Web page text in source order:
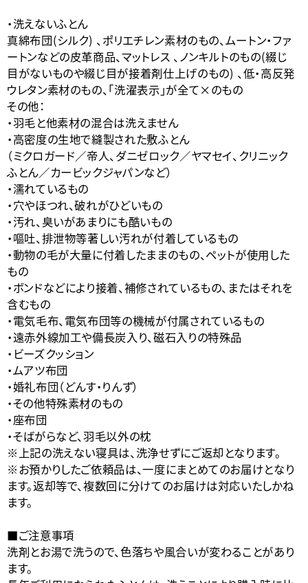
・洗えないふとん
真綿布団(シルク) 、ポリエチレン素材のもの、ムートン・ファ
ートンなどの皮革商品、マットレス 、ノンキルトのもの(綴じ
目がないものや綴じ目が接着剤仕上げのもの) 、低・高反発
ウレタン素材のもの、「洗濯表示」が全て×のもの
その他：
・羽毛と他素材の混合は洗えません
・高密度の生地で縫製された敷ふとん
（ミクロガード／帝人、ダニゼロック／ヤマセイ、クリニック
ふとん／カービックジャパンなど）
・濡れているもの
・穴やほつれ、破れがひどいもの
・汚れ、臭いがあまりにも酷いもの
・嘔吐、排泄物等著しい汚れが付着しているもの
・動物の毛が大量に付着したままのもの、ペットが使用した
もの
・ボンドなどにより接着、補修されているもの、またはそれを
含むもの
・電気毛布、電気布団等の機械が付属されているもの
・遠赤外線加工や備長炭入り、磁石入りの特殊品
・ビーズクッション
・ムアツ布団
・婚礼布団（どんす・りんず）
・その他特殊素材のもの
・座布団
・そばがらなど、羽毛以外の枕
※上記の洗えない寝具は、洗浄せずにご返却となります。
※お預かりしたご依頼品は、一度にまとめてのお届けとなり
ます。返却等で、複数回に分けてのお届けは対応いたしかね
ます。
■ご注意事項
洗剤とお湯で洗うので、色落ちや風合いが変わることがあり
ます。